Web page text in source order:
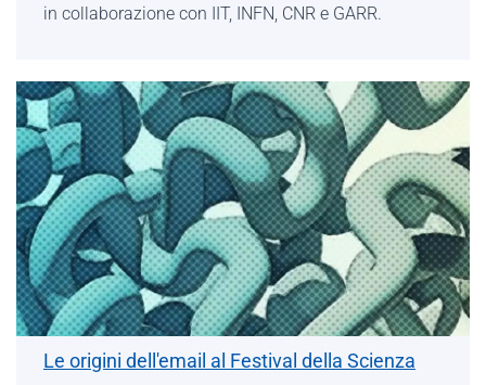
in collaborazione con IIT, INFN, CNR e GARR.
Le origini dell'email al Festival della Scienza